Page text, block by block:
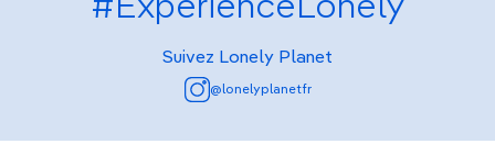
#ExperienceLonely
Suivez Lonely Planet
@lonelyplanetfr